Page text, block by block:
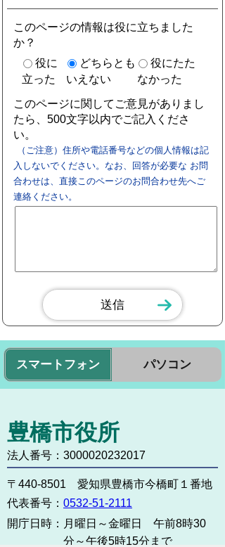
このページの情報は役に立ちました
か？
役に
立った
どちらとも
いえない
役にたた
なかった
このページに関してご意見がありまし
たら、500文字以内でご記入くださ
い。
（ご注意）住所や電話番号などの個人情報は記
入しないでください。なお、回答が必要な お問
合わせは、直接このページのお問合わせ先へご
連絡ください。
スマートフォン パソコン
豊橋市役所
法人番号：3000020232017
〒440-8501 愛知県豊橋市今橋町１番地
代表番号： 0532-51-2111
開庁日時： 月曜日～金曜日 午前8時30
分～午後5時15分まで